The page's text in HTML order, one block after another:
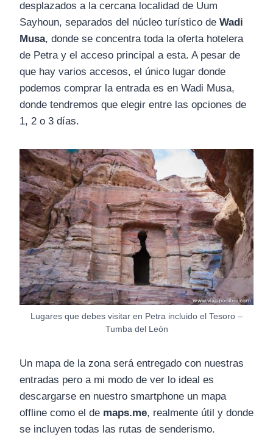
desplazados a la cercana localidad de Uum
Sayhoun, separados del núcleo turístico de Wadi
Musa, donde se concentra toda la oferta hotelera
de Petra y el acceso principal a esta. A pesar de
que hay varios accesos, el único lugar donde
podemos comprar la entrada es en Wadi Musa,
donde tendremos que elegir entre las opciones de
1, 2 o 3 días.
Lugares que debes visitar en Petra incluido el Tesoro –
Tumba del León
Un mapa de la zona será entregado con nuestras
entradas pero a mi modo de ver lo ideal es
descargarse en nuestro smartphone un mapa
offline como el de maps.me, realmente útil y donde
se incluyen todas las rutas de senderismo.